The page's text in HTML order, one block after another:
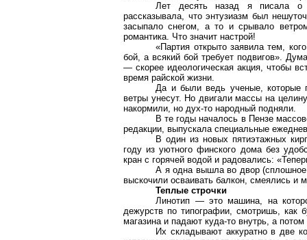
Лет десять назад я писала о
рассказывала, что энтузиазм был
засыпало снегом, а то и срывало
романтика. Что значит настрой!
«Партия открыто заявила тем,
бой, а всякий бой требует подвигов».
— скорее идеологическая акция, чтобы
время райской жизни.
Да и были ведь ученые, которые
ветры унесут. Но двигали массы на
накормили, но дух-то народный подняли.
В те годы началось в Пензе
редакции, выпускала специальные
В один из новых пятиэтажных
году из уютного финского дома без
кран с горячей водой и радовались:
А я одна вышла во двор (сплошное
выскочили осваивать балкон, смеялись и
Теплые строчки
Линотип — это машина, на
дежурств по типографии, смотришь, как
магазина и падают куда-то внутрь, а
Их складывают аккуратно в две